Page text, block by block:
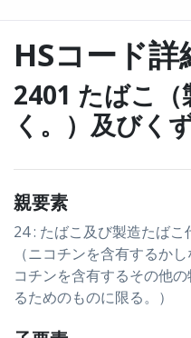
HSコード詳
2401 たばこ
く。）及びく
親要素
24 : たばこ及び製造たば
（ニコチンを含有するか
コチンを含有するその他
るためのものに限る。）
ログ